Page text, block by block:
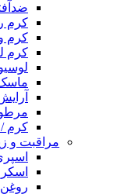
کرم
کرم
کرم
کرم
مراقبت و